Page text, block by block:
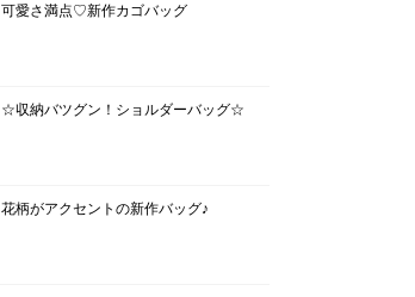
可愛さ満点♡新作カゴバッグ
☆収納バツグン！ショルダーバッグ☆
花柄がアクセントの新作バッグ♪